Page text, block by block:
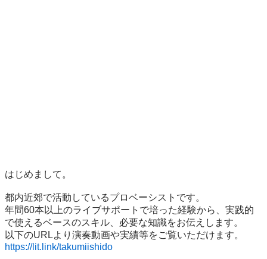
はじめまして。
都内近郊で活動しているプロベーシストです。
年間60本以上のライブサポートで培った経験から、実践的
で使えるベースのスキル、必要な知識をお伝えします。
https://lit.link/takumiishido